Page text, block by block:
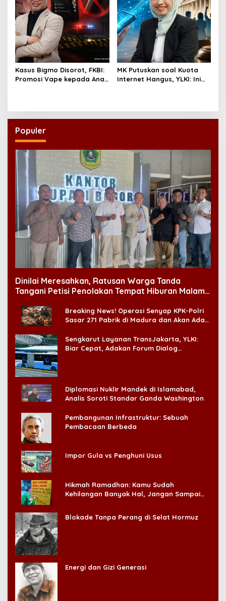
Kasus Bigmo Disorot, FKBI:
Promosi Vape kepada Anak
MK Putuskan soal Kuota
Internet Hangus, YLKI: Ini
Populer
Dinilai Meresahkan, Ratusan Warga Tanda
Tangani Petisi Penolakan Tempat Hiburan Malam
Breaking News! Operasi Senyap KPK-Polri
Sasar 271 Pabrik di Madura dan Akan Ada
Sengkarut Layanan TransJakarta, YLKI:
Biar Cepat, Adakan Forum Dialog
Diplomasi Nuklir Mandek di Islamabad,
Analis Soroti Standar Ganda Washington
Pembangunan Infrastruktur: Sebuah
Pembacaan Berbeda
Impor Gula vs Penghuni Usus
Hikmah Ramadhan: Kamu Sudah
Kehilangan Banyak Hal, Jangan Sampai
Blokade Tanpa Perang di Selat Hormuz
Energi dan Gizi Generasi